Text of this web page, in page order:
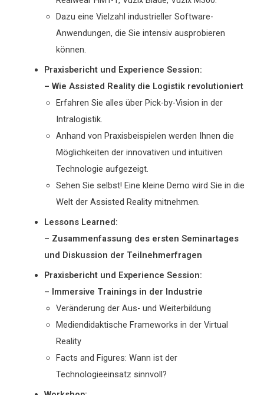
Dazu eine Vielzahl industrieller Software-
Anwendungen, die Sie intensiv ausprobieren
können.
Praxisbericht und Experience Session:
– Wie Assisted Reality die Logistik revolutioniert
Erfahren Sie alles über Pick-by-Vision in der
Intralogistik.
Anhand von Praxisbeispielen werden Ihnen die
Möglichkeiten der innovativen und intuitiven
Technologie aufgezeigt.
Sehen Sie selbst! Eine kleine Demo wird Sie in die
Welt der Assisted Reality mitnehmen.
Lessons Learned:
– Zusammenfassung des ersten Seminartages
und Diskussion der Teilnehmerfragen
Praxisbericht und Experience Session:
– Immersive Trainings in der Industrie
Veränderung der Aus- und Weiterbildung
Mediendidaktische Frameworks in der Virtual
Reality
Facts and Figures: Wann ist der
Technologieeinsatz sinnvoll?